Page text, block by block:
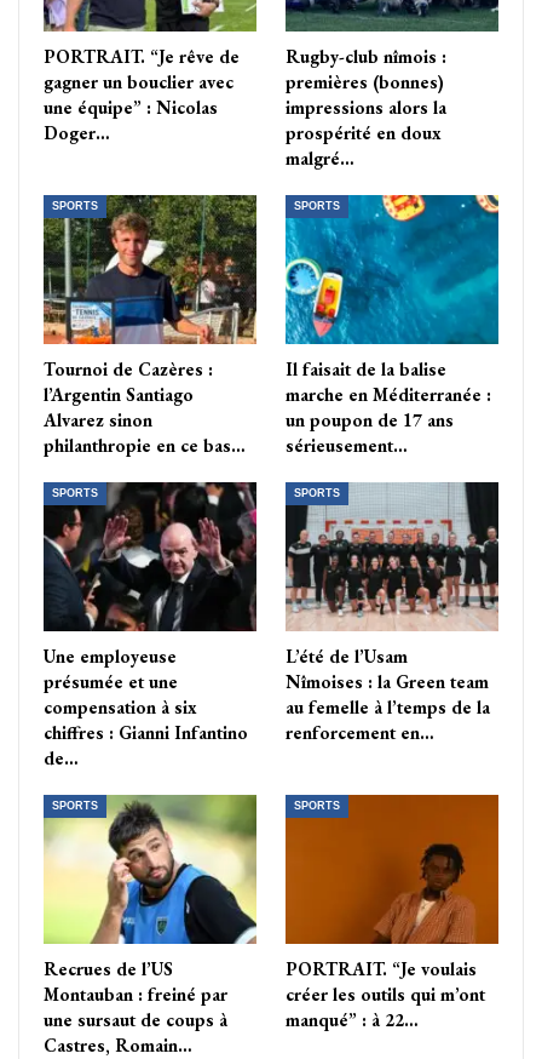
PORTRAIT. “Je rêve de
gagner un bouclier avec
une équipe” : Nicolas
Doger…
Rugby-club nîmois :
premières (bonnes)
impressions alors la
prospérité en doux
malgré…
SPORTS
Tournoi de Cazères :
l’Argentin Santiago
Alvarez sinon
philanthropie en ce bas…
SPORTS
Il faisait de la balise
marche en Méditerranée :
un poupon de 17 ans
sérieusement…
SPORTS
Une employeuse
présumée et une
compensation à six
chiffres : Gianni Infantino
de…
SPORTS
L’été de l’Usam
Nîmoises : la Green team
au femelle à l’temps de la
renforcement en…
SPORTS
Recrues de l’US
Montauban : freiné par
une sursaut de coups à
Castres, Romain…
SPORTS
PORTRAIT. “Je voulais
créer les outils qui m’ont
manqué” : à 22…